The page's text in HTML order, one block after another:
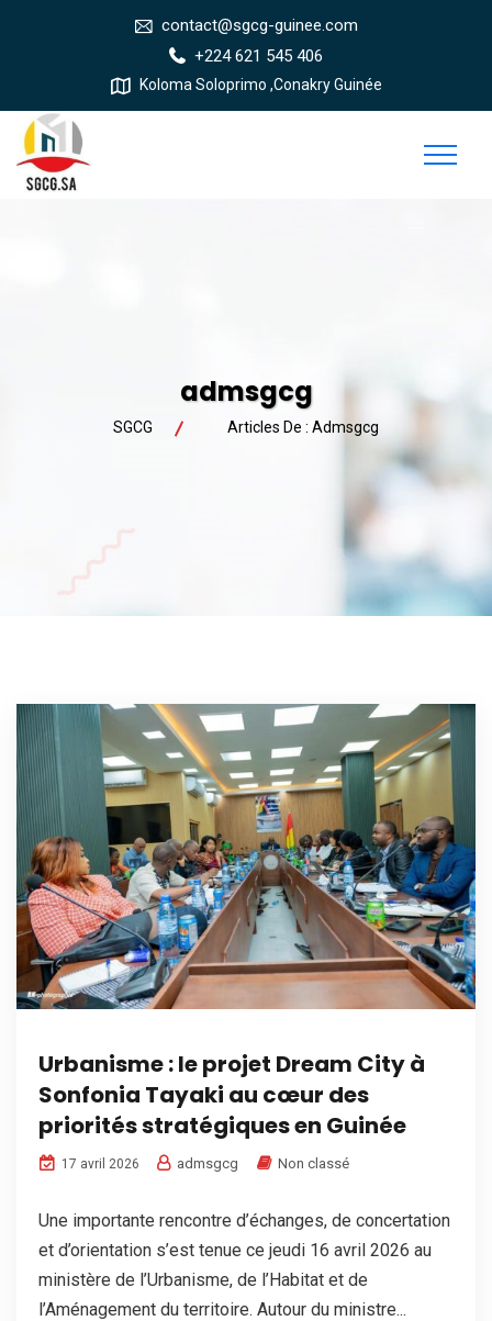
contact@sgcg-guinee.com
+224 621 545 406
Koloma Soloprimo ,Conakry Guinée
admsgcg
SGCG Articles De : Admsgcg
Urbanisme : le projet Dream City à
Sonfonia Tayaki au cœur des
priorités stratégiques en Guinée
17 avril 2026 admsgcg Non classé
Une importante rencontre d’échanges, de concertation
et d’orientation s’est tenue ce jeudi 16 avril 2026 au
ministère de l’Urbanisme, de l’Habitat et de
l’Aménagement du territoire. Autour du ministre...